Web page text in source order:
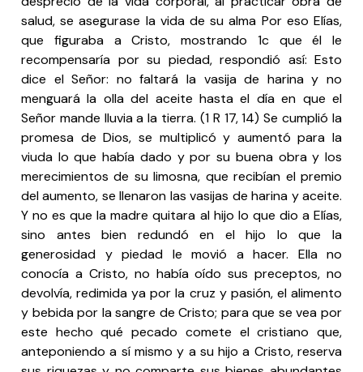
salud, se asegurase la vida de su alma Por eso Elías,
que figuraba a Cristo, mostrando 1c que él le
recompensaría por su piedad, respondió así: Esto
dice el Señor: no faltará la vasija de harina y no
menguará la olla del aceite hasta el día en que el
Señor mande lluvia a la tierra. (1 R 17, 14) Se cumplió la
promesa de Dios, se multiplicó y aumentó para la
viuda lo que había dado y por su buena obra y los
merecimientos de su limosna, que recibían el premio
del aumento, se llenaron las vasijas de harina y aceite.
Y no es que la madre quitara al hijo lo que dio a Elías,
sino antes bien redundó en el hijo lo que la
generosidad y piedad le movió a hacer. Ella no
conocía a Cristo, no había oído sus preceptos, no
devolvía, redimida ya por la cruz y pasión, el alimento
y bebida por la sangre de Cristo; para que se vea por
este hecho qué pecado comete el cristiano que,
anteponiendo a sí mismo y a su hijo a Cristo, reserva